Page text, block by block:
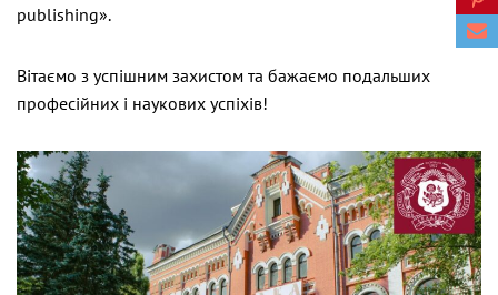
publishing».
Вітаємо з успішним захистом та бажаємо подальших
професійних і наукових успіхів!